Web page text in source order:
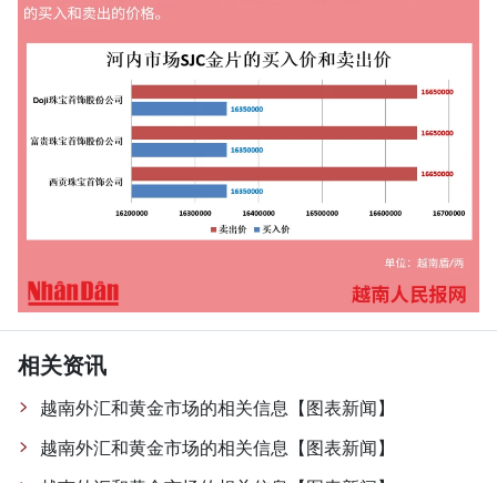
相关资讯
越南外汇和黄金市场的相关信息【图表新闻】
越南外汇和黄金市场的相关信息【图表新闻】